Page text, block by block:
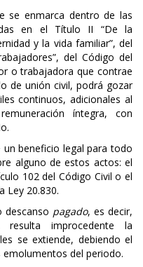
se enmarca dentro de las
en el Título II “De la
y la vida familiar”, del
del Código del
o trabajadora que contrae
de unión civil, podrá gozar
continuos, adicionales al
íntegra, con
beneficio legal para todo
alguno de estos actos: el
102 del Código Civil o el
Ley 20.830.
descanso pagado, es decir,
resulta improcedente la
se extiende, debiendo el
del periodo.